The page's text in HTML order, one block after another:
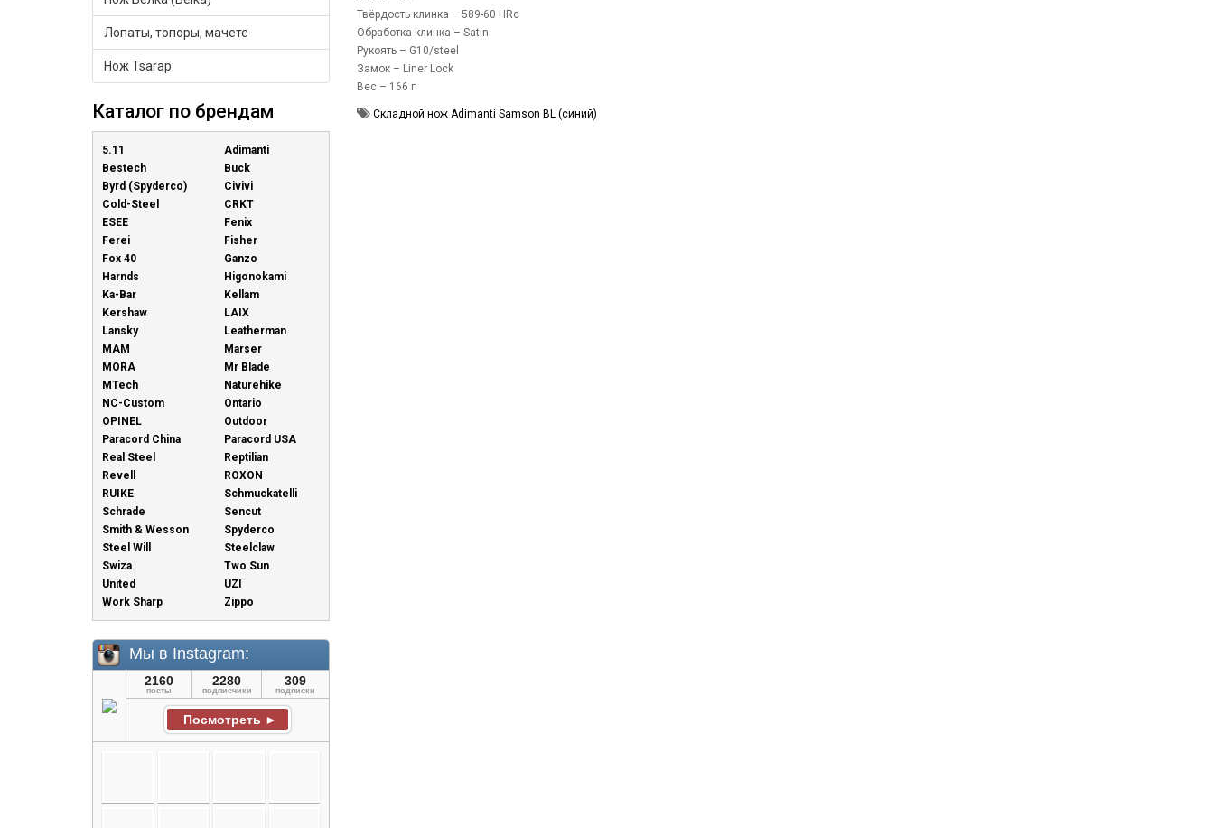
Лопаты, топоры, мачете
Нож Tsarap
Каталог по брендам
5.11
Adimanti
Bestech
Buck
Byrd (Spyderco)
Civivi
Cold-Steel
CRKT
ESEE
Fenix
Ferei
Fisher
Fox 40
Ganzo
Harnds
Higonokami
Ka-Bar
Kellam
Kershaw
LAIX
Lansky
Leatherman
MAM
Marser
MORA
Mr Blade
MTech
Naturehike
NC-Custom
Ontario
OPINEL
Outdoor
Paracord China
Paracord USA
Real Steel
Reptilian
Revell
ROXON
RUIKE
Schmuckatelli
Schrade
Sencut
Smith & Wesson
Spyderco
Steel Will
Steelclaw
Swiza
Two Sun
United
UZI
Work Sharp
Zippo
Твёрдость клинка – 589-60 HRc
Обработка клинка – Satin
Рукоять – G10/steel
Замок – Liner Lock
Вес – 166 г
Складной нож Adimanti Samson BL (синий)